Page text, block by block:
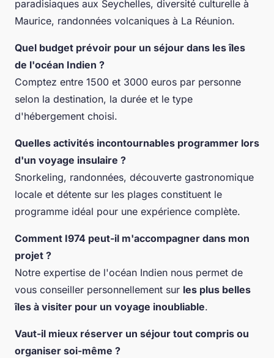
paradisiaques aux Seychelles, diversité culturelle à
Maurice, randonnées volcaniques à La Réunion.
Quel budget prévoir pour un séjour dans les îles
de l'océan Indien ?
Comptez entre 1500 et 3000 euros par personne
selon la destination, la durée et le type
d'hébergement choisi.
Quelles activités incontournables programmer lors
d'un voyage insulaire ?
Snorkeling, randonnées, découverte gastronomique
locale et détente sur les plages constituent le
programme idéal pour une expérience complète.
Comment I974 peut-il m'accompagner dans mon
projet ?
Notre expertise de l'océan Indien nous permet de
vous conseiller personnellement sur les plus belles
îles à visiter pour un voyage inoubliable.
Vaut-il mieux réserver un séjour tout compris ou
organiser soi-même ?